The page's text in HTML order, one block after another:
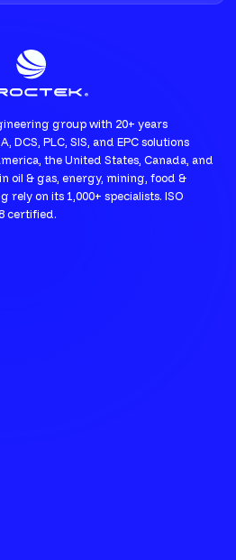
group with 20+ years
DCS, PLC, SIS, and EPC solutions
the United States, Canada, and
oil & gas, energy, mining, food &
on its 1,000+ specialists. ISO
certified.